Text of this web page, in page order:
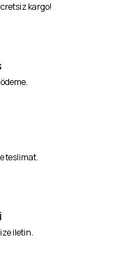
kargo!
teslimat.
iletin.